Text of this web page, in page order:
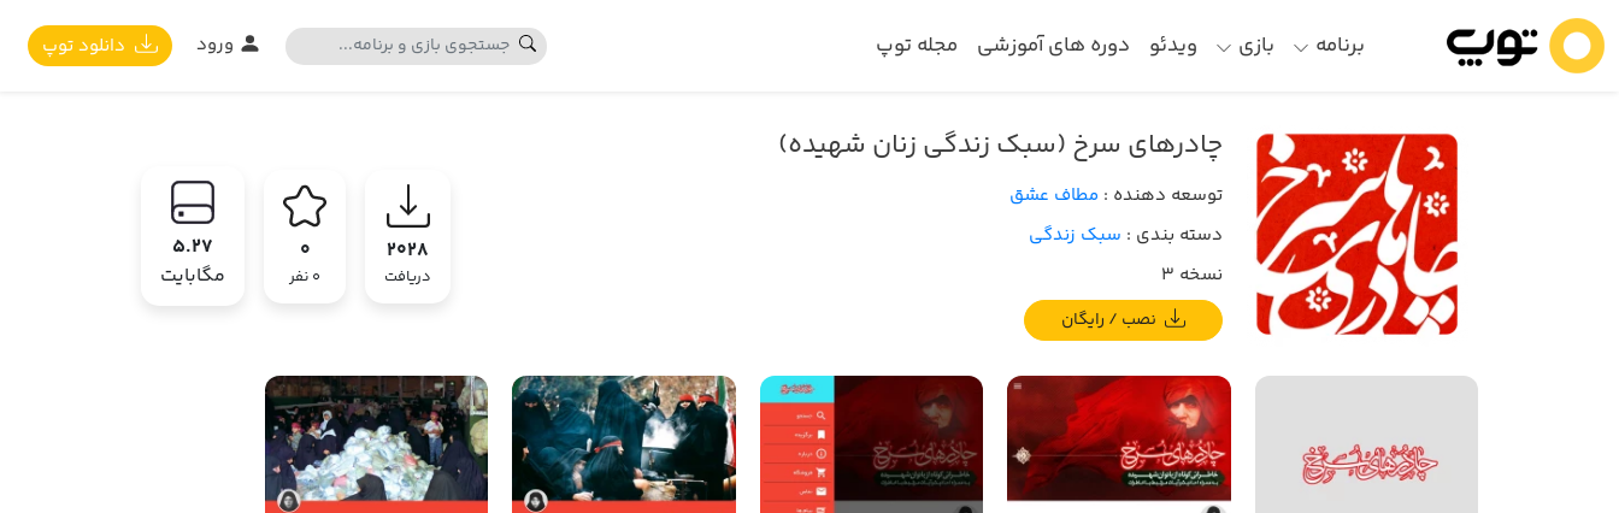
برنامه بازی ویدئو دوره های آموزشی مجله توپ دانلود توپ
چادرهای سرخ (سبک زندگی زنان شهیده)
توسعه دهنده : مطاف عشق
دسته بندی : سبک زندگی
نسخه 3
2028
دریافت
0
0 نفر
5.27
مگابایت